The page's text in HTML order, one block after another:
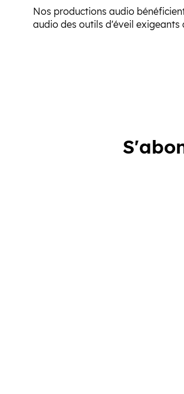
Nos productions audio
audio des outils d'éveil exigeants